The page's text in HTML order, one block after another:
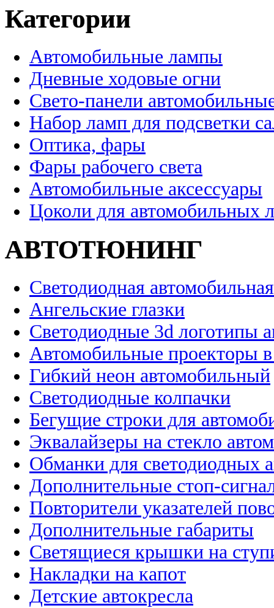
Категории
Автомобильные лампы
Дневные ходовые огни
Свето-панели
Набор ламп для подсветки
Оптика, фары
Фары рабочего света
Автомобильные аксессуары
Цоколи для автомобильных
АВТОТЮНИНГ
Светодиодная
Ангельские глазки
Светодиодные 3d логотипы
Автомобильные проекторы
Гибкий неон автомобильный
Светодиодные колпачки
Бегущие строки для
Эквалайзеры на стекло
Обманки для светодиодных
Дополнительные стоп-
Повторители указателей
Дополнительные габариты
Светящиеся крышки на
Накладки на капот
Детские автокресла